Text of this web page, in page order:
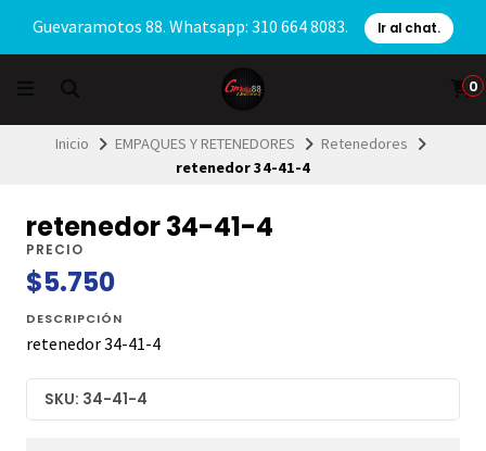
Guevaramotos 88. Whatsapp: 310 664 8083. Ir al chat.
0
Inicio EMPAQUES Y RETENEDORES
Retenedores
retenedor 34-41-4
retenedor 34-41-4
PRECIO
$5.750
DESCRIPCIÓN
retenedor 34-41-4
SKU: 34-41-4